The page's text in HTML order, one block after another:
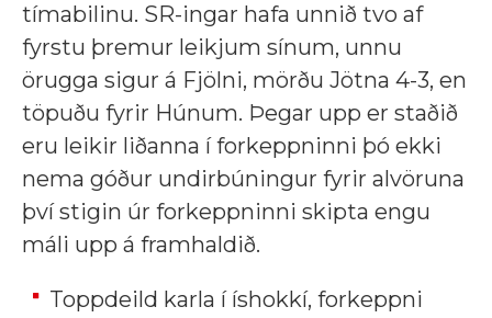
tímabilinu. SR-ingar hafa unnið tvo af
fyrstu þremur leikjum sínum, unnu
örugga sigur á Fjölni, mörðu Jötna 4-3, en
töpuðu fyrir Húnum. Þegar upp er staðið
eru leikir liðanna í forkeppninni þó ekki
nema góður undirbúningur fyrir alvöruna
því stigin úr forkeppninni skipta engu
máli upp á framhaldið.
Toppdeild karla í íshokkí, forkeppni